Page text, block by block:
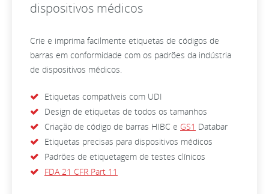
dispositivos médicos
Crie e imprima facilmente etiquetas de códigos de
barras em conformidade com os padrões da indústria
de dispositivos médicos.
Etiquetas compatíveis com UDI
Design de etiquetas de todos os tamanhos
Criação de código de barras HIBC e GS1 Databar
Etiquetas precisas para dispositivos médicos
Padrões de etiquetagem de testes clínicos
FDA 21 CFR Part 11